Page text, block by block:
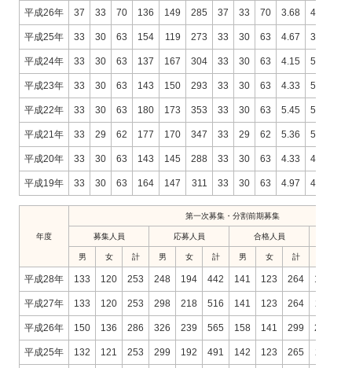
平成26年 37 33 70 136 149 285 37 33 70 3.68 4.52
平成25年 33 30 63 154 119 273 33 30 63 4.67 3.97
平成24年 33 30 63 137 167 304 33 30 63 4.15 5.57
平成23年 33 30 63 143 150 293 33 30 63 4.33 5.00
平成22年 33 30 63 180 173 353 33 30 63 5.45 5.77
平成21年 33 29 62 177 170 347 33 29 62 5.36 5.86
平成20年 33 30 63 143 145 288 33 30 63 4.33 4.83
平成19年 33 30 63 164 147 311 33 30 63 4.97 4.90
年度
第一次募集・分割前期募集
募集人員 応募人員 合格人員
男 女 計 男 女 計 男 女 計
平成28年 133 120 253 248 194 442 141 123 264 1.76
平成27年 133 120 253 298 218 516 141 123 264 2.11
平成26年 150 136 286 326 239 565 158 141 299 2.06
平成25年 132 121 253 299 192 491 142 123 265 2.11